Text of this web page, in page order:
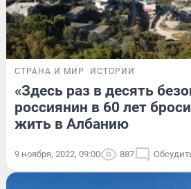
СТРАНА И МИР ИСТОРИИ
«Здесь раз в десять
россиянин в 60 лет
жить в Албанию
9 ноября, 2022, 09:00 887